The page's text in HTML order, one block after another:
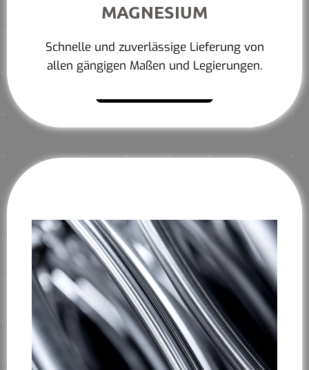
MAGNESIUM
Schnelle und zuverlässige Lieferung von
allen gängigen Maßen und Legierungen.